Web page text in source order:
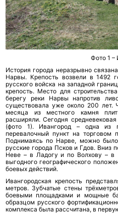
Фото 1 –
История города неразрывно
Нарвы. Крепость возвели в 1492
русского войска на западной
крепость. Место для
берегу реки Нарвы напротив
существовала уже около 200 лет.
месяца из местного камня
расширяли. Сегодня
(фото 1). Ивангород – одна из
перевалочный пункт на торговом
Поднимаясь по Нарве, можно
русские города Псков и Гдов. Вниз
Неве – в Ладогу и по Волхову – в
выгодного географического
боевых действий.
Ивангородская крепость
метров. Зубчатые стены
боевыми площадками и мощные
образцом русского
комплекса была рассчитана, в